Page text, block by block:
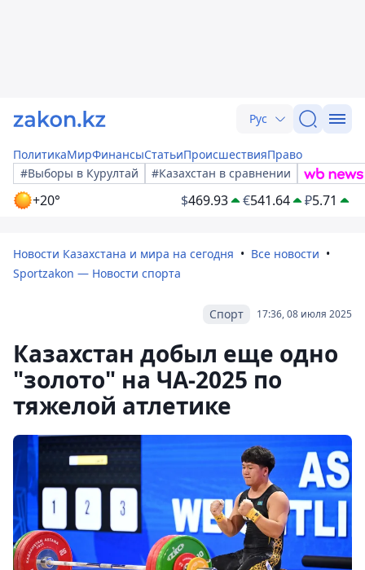
Рус
ПолитикаМирФинансыСтатьиПроисшествияПраво
#Выборы в Курултай
#Казахстан в сравнении
+20° $469.93 €541.64 ₽5.71
Новости Казахстана и мира на сегодня
Все новости
Sportzakon — Новости спорта
17:36, 08 июля 2025
Спорт
Казахстан добыл еще одно
"золото" на ЧА-2025 по
тяжелой атлетике